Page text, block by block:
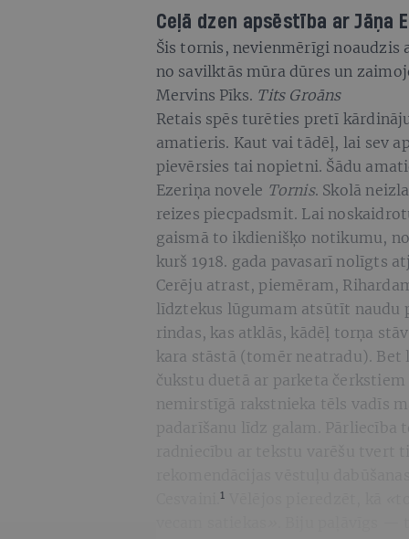
Ceļā dzen apsēstība ar Jāņa
Šis tornis, nevienmērīgi noaudzis
no savilktās mūra dūres un
Mervins Pīks. Tits Groāns
Retais spēs turēties pretī
amatieris. Kaut vai tādēļ, lai sev
pievērsies tai nopietni. Šādu
Ezeriņa novele Tornis. Skolā
reizes piecpadsmit. Lai
gaismā to ikdienišķo notikumu,
kurš 1918. gada pavasarī nolīgts
Cerēju atrast, piemēram,
līdztekus lūgumam atsūtīt naudu
rindas, kas atklās, kādēļ torņa
kara stāstā (tomēr neatradu).
čukstu duetā ar parketa
nemirstīgā rakstnieka tēls vadīs
padarīšanu līdz galam.
Cesvaini.1